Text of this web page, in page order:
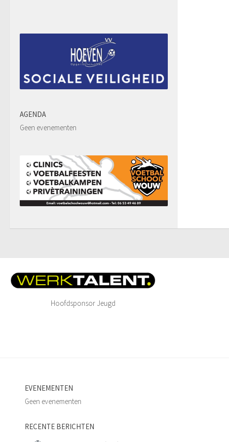
AGENDA
Geen evenementen
Hoofdsponsor Jeugd
EVENEMENTEN
Geen evenementen
RECENTE BERICHTEN